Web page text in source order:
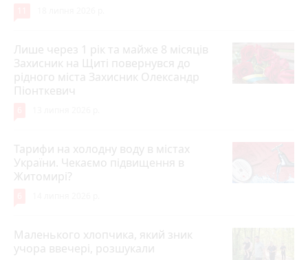
Лише через 1 рік та майже 8 місяців
Захисник на Щиті повернувся до
рідного міста Захисник Олександр
Піонткевич
Тарифи на холодну воду в містах
України. Чекаємо підвищення в
Житомирі?
Маленького хлопчика, який зник
учора ввечері, розшукали